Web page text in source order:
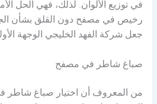
في توزيع الألوان. لذلك، فهي الحل
رخيص في مصفح دون القلق بشأن
جعل شركة الفهد الخليجي الوجهة
صباغ شاطر في مصفح
من المعروف أن اختيار صباغ